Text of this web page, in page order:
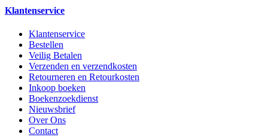
Klantenservice
Klantenservice
Bestellen
Veilig Betalen
Verzenden en verzendkosten
Retourneren en Retourkosten
Inkoop boeken
Boekenzoekdienst
Nieuwsbrief
Over Ons
Contact